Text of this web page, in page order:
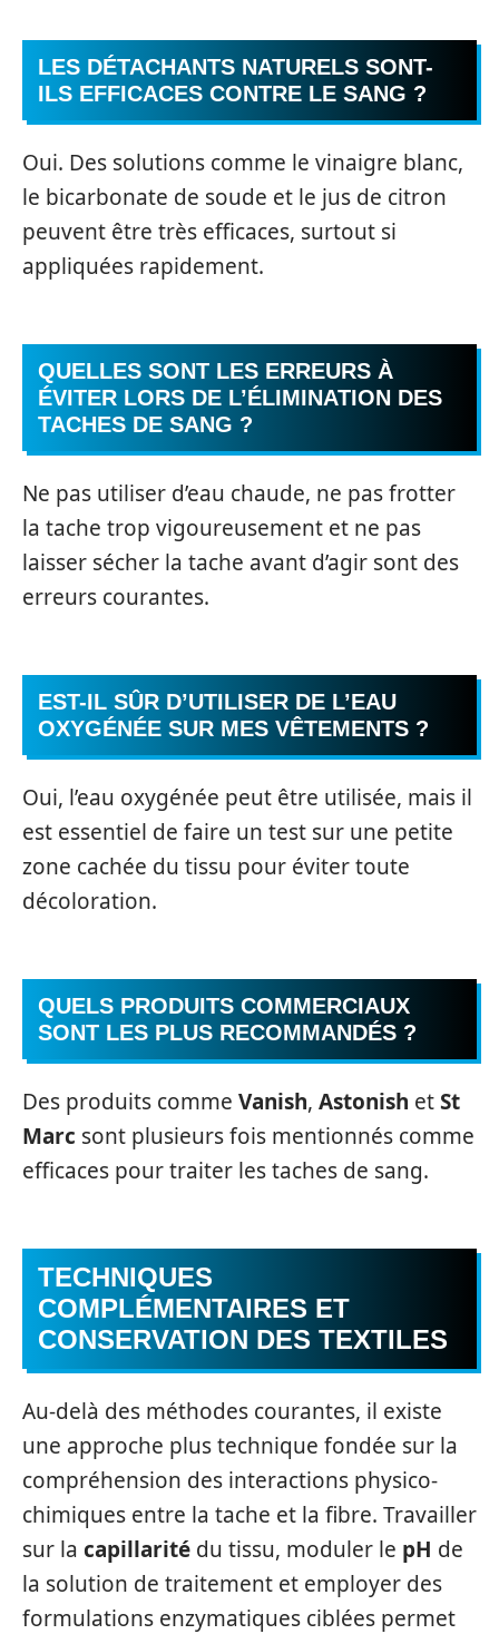
LES DÉTACHANTS NATURELS SONT-
ILS EFFICACES CONTRE LE SANG ?
Oui. Des solutions comme le vinaigre blanc,
le bicarbonate de soude et le jus de citron
peuvent être très efficaces, surtout si
appliquées rapidement.
QUELLES SONT LES ERREURS À
ÉVITER LORS DE L’ÉLIMINATION DES
TACHES DE SANG ?
Ne pas utiliser d’eau chaude, ne pas frotter
la tache trop vigoureusement et ne pas
laisser sécher la tache avant d’agir sont des
erreurs courantes.
EST-IL SÛR D’UTILISER DE L’EAU
OXYGÉNÉE SUR MES VÊTEMENTS ?
Oui, l’eau oxygénée peut être utilisée, mais il
est essentiel de faire un test sur une petite
zone cachée du tissu pour éviter toute
décoloration.
QUELS PRODUITS COMMERCIAUX
SONT LES PLUS RECOMMANDÉS ?
Des produits comme Vanish, Astonish etSt
Marc sont plusieurs fois mentionnés comme
efficaces pour traiter les taches de sang.
TECHNIQUES
COMPLÉMENTAIRES ET
CONSERVATION DES TEXTILES
Au-delà des méthodes courantes, il existe
une approche plus technique fondée sur la
compréhension des interactions physico-
chimiques entre la tache et la fibre. Travailler
sur la capillarité du tissu, moduler le pH de
la solution de traitement et employer des
formulations enzymatiques ciblées permet